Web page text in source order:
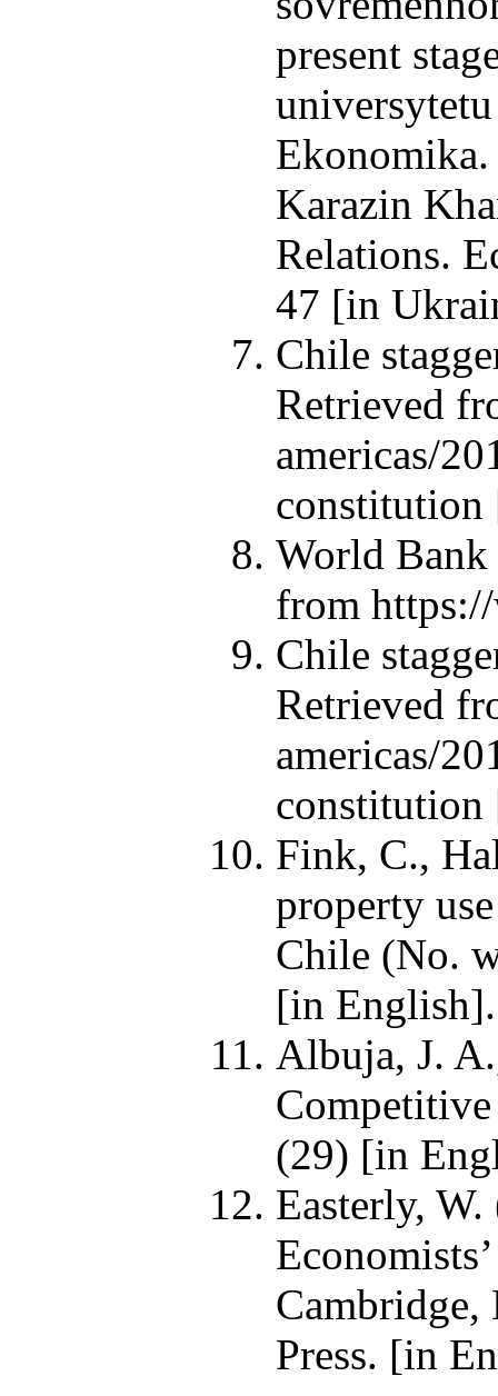
present
Karazin
Relations.
47 [in
Chile
Retrieved
americas/
World Bank
from
Chile
Retrieved
americas/
Fink, C.,
property
Chile (No.
[in
Albuja, J.
(29) [in
Easterly,
Cambridge,
Press. [in